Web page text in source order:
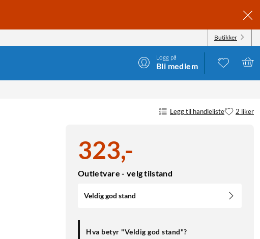
Butikker
Logg på
Bli medlem
Legg til handleliste 2 liker
323,-
Outletvare - velg tilstand
Veldig god stand
Hva betyr "Veldig god stand"?